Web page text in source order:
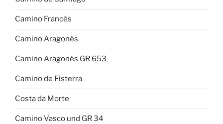
Camino Francés
Camino Aragonés
Camino Aragonés GR 653
Camino de Fisterra
Costa da Morte
Camino Vasco und GR 34